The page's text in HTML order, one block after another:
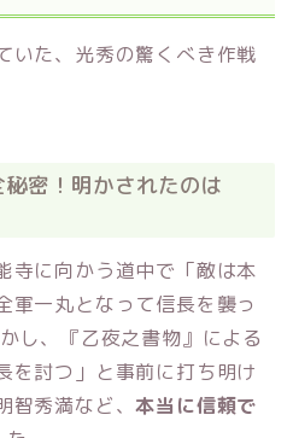
いた、光秀の驚くべき作戦
密！明かされたのは
寺に向かう道中で「敵は本
軍一丸となって信長を襲っ
し、『乙夜之書物』による
を討つ」と事前に打ち明け
智秀満など、本当に信頼で